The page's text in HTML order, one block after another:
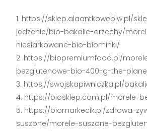
https://sklep.alaantkoweblw.pl/
jedzenie/bio-bakalie-orzechy/
niesiarkowane-bio-biominki/
https://biopremiumfood.pl/
bezglutenowe-bio-400-g-the-
https://swojskapiwniczka.pl/
https://biosklep.com.pl/morele-
https://biomarkecik.pl/zdrowa-
suszone/morele-suszone-